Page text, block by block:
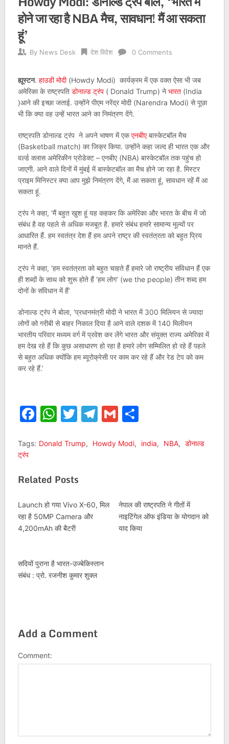
होने जा रहा है NBA मैच, सावधान! मैं आ सकता
हूं’
By News Desk देश विदेश 0 Comments
ह्यूस्टन. हाउडी मोदी(Howdy Modi) कार्यक्रम में एक वक्त ऐसा भी जब
अमेरिका के राष्ट्रपति डोनाल्ड ट्रंप( Donald Trump) ने भारत(India
)आने की इच्छा जताई. उन्होंने पीएम नरेंद्र मोदी (Narendra Modi) से पूछा
भी कि क्या वह उन्हें भारत आने का निमंत्रण देंगे.
राष्ट्रपति डोनाल्ड ट्रंप ने अपने भाषण में एकएनबीएबास्केटबॉल मैच
(Basketball match) का जिक्र किया. उन्होंने कहा जल्द ही भारत एक और
वर्ल्ड क्लास अमेरिकीन प्रोडेक्ट – एनबीए (NBA) बास्केटबॉल तक पहुंच हो
जाएगी. आने वाले दिनों में मुंबई में बास्केटबॉल का मैच होने जा रहा है. मिस्टर
प्राइम मिनिस्टर क्या आप मुझे निमंत्रण देंगे, मैं आ सकता हूं, सावधान रहें मैं आ
सकता हूं.
ट्रंप ने कहा, ‘मैं बहुत खुश हूं यह कहकर कि अमेरिका और भारत के बीच में जो
संबंध है वह पहले से अधिक मजबूत है. हमारे संबंध हमारे सामान्य मूल्यों पर
आधारित हैं. हम स्वतंत्र देश हैं हम अपने राष्ट्र की स्वतंत्रता को बहुत प्रिय
मानते हैं.
ट्रंप ने कहा, ‘हम स्वतंत्रता को बहुत चाहते हैं हमारे जो राष्ट्रीय संविधान हैं एक
ही शब्दों के साथ को शुरू होते हैं ‘हम लोग’ (we the people) तीन शब्द हम
दोनों के संविधान में हैं’
डोनाल्ड ट्रंप ने बोला, ‘प्रधानमंत्री मोदी ने भारत में 300 मिलियन से ज्यादा
लोगों को गरीबी से बाहर निकाल दिया है आने वाले दशक में 140 मिलीयन
भारतीय परिवार मध्यम वर्ग में प्रवेश कर लेंगे भारत और संयुक्त राज्य अमेरिका में
हम देख रहे हैं कि कुछ असाधारण हो रहा है हमारे लोग सम्मिलित हो रहे हैं पहले
से बहुत अधिक क्योंकि हम ब्यूरोक्रेसी पर काम कर रहे हैं और रेड टेप को कम
कर रहे हैं.’
Facebook
WhatsApp
Twitter
Telegram
GmailShare
Tags: Donald Trump, Howdy Modi, india, NBA, डोनाल्ड
ट्रंप
Related Posts
Launch हो गया Vivo X-60, मिल
रहा है 50MP Camera और
4,200mAh की बैटरी
नेपाल की राष्ट्रपति ने गीतों में
नाइटिंगेल ऑफ इंडिया के योगदान को
याद किया
सदियों पुराना है भारत-उज्बेकिस्तान
संबंध : प्रो. रजनीश कुमार शुक्ल
Add a Comment
Comment: